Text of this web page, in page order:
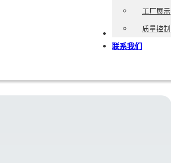
工厂展示
质量控制
博客
联系我们